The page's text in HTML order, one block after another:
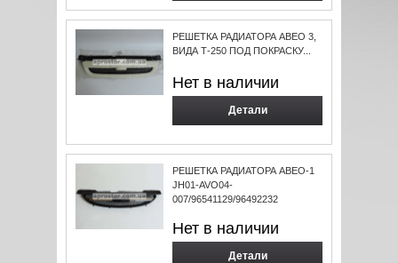
РЕШЕТКА РАДИАТОРА АВЕО 3,
ВИДА Т-250 ПОД ПОКРАСКУ...
Нет в наличии
Детали
РЕШЕТКА РАДИАТОРА АВЕО-1
JH01-AVO04-
007/96541129/96492232
Нет в наличии
Детали